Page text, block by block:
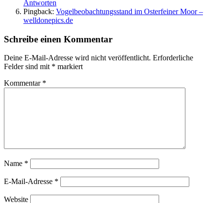
Antworten
Pingback: Vogelbeobachtungsstand im Osterfeiner Moor –
welldonepics.de
Schreibe einen Kommentar
Deine E-Mail-Adresse wird nicht veröffentlicht. Erforderliche
Felder sind mit * markiert
Kommentar *
Name *
E-Mail-Adresse *
Website